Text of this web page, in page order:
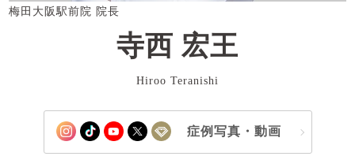
梅田大阪駅前院 院長
寺西 宏王
Hiroo Teranishi
症例写真・動画